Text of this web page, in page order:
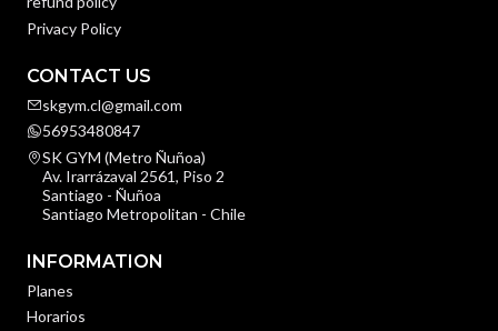
Privacy Policy
CONTACT US
skgym.cl@gmail.com
56953480847
SK GYM (Metro Ñuñoa)
Av. Irarrázaval 2561, Piso 2
Santiago - Ñuñoa
Santiago Metropolitan - Chile
INFORMATION
Planes
Horarios